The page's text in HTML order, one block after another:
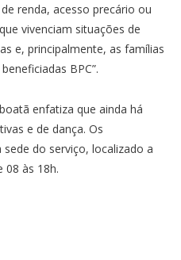
renda, acesso precário ou
vivenciam situações de
e, principalmente, as famílias
BPC”.
enfatiza que ainda há
e de dança. Os
do serviço, localizado a
às 18h.